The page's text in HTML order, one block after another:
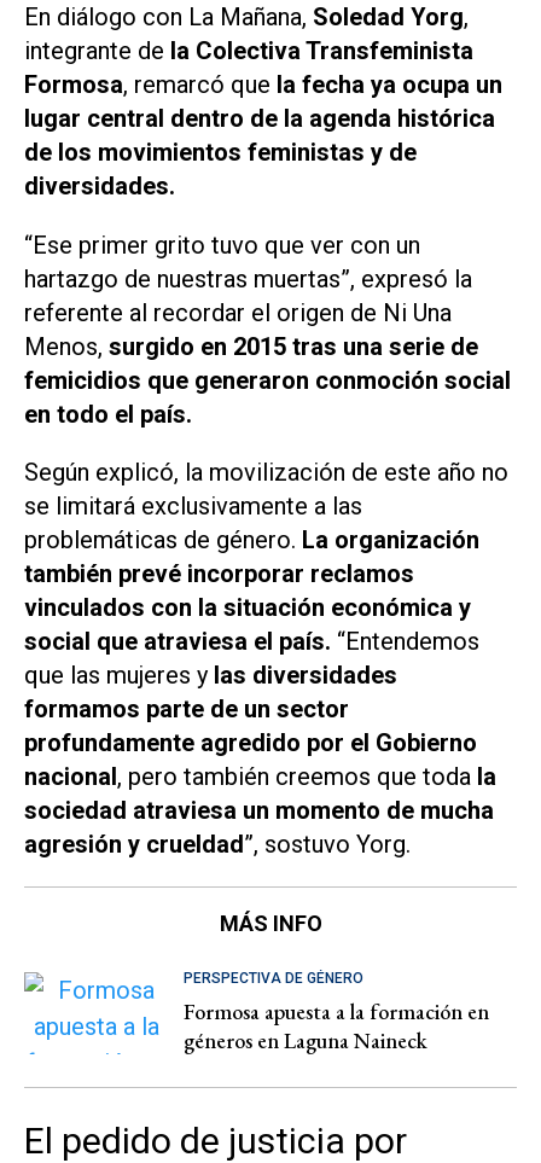
En diálogo con La Mañana, Soledad Yorg,
integrante de la Colectiva Transfeminista
Formosa, remarcó que la fecha ya ocupa un
lugar central dentro de la agenda histórica
de los movimientos feministas y de
diversidades.
“Ese primer grito tuvo que ver con un
hartazgo de nuestras muertas”, expresó la
referente al recordar el origen de Ni Una
Menos, surgido en 2015 tras una serie de
femicidios que generaron conmoción social
en todo el país.
Según explicó, la movilización de este año no
se limitará exclusivamente a las
problemáticas de género. La organización
también prevé incorporar reclamos
vinculados con la situación económica y
social que atraviesa el país. “Entendemos
que las mujeres y las diversidades
formamos parte de un sector
profundamente agredido por el Gobierno
nacional , pero también creemos que toda la
sociedad atraviesa un momento de mucha
agresión y crueldad”, sostuvo Yorg.
MÁS INFO
PERSPECTIVA DE GÉNERO
Formosa apuesta a la formación en
géneros en Laguna Naineck
El pedido de justicia por